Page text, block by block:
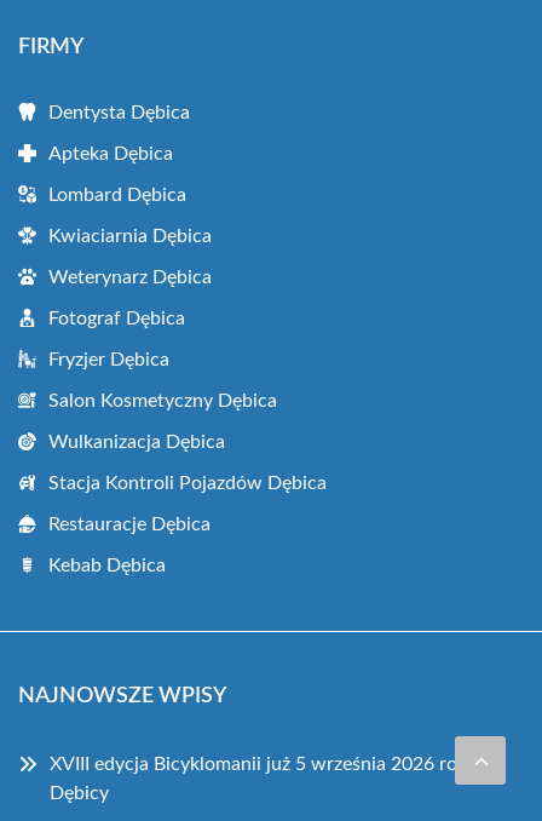
FIRMY
Dentysta Dębica
Apteka Dębica
Lombard Dębica
Kwiaciarnia Dębica
Weterynarz Dębica
Fotograf Dębica
Fryzjer Dębica
Salon Kosmetyczny Dębica
Wulkanizacja Dębica
Stacja Kontroli Pojazdów Dębica
Restauracje Dębica
Kebab Dębica
NAJNOWSZE WPISY
XVIII edycja Bicyklomanii już 5 września 2026 roku w
Dębicy